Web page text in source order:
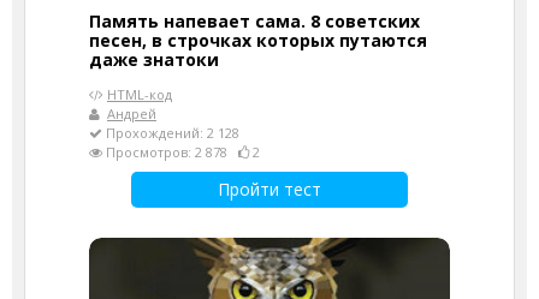
Память напевает сама. 8 советских
песен, в строчках которых путаются
даже знатоки
HTML-код
Андрей
Прохождений: 2 128
Просмотров: 2 878
2
Пройти тест